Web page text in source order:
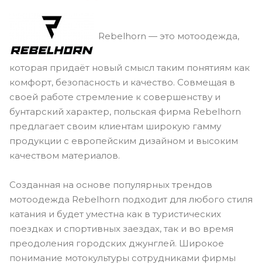
Rebelhorn — это мотоодежда,
которая придаёт новый смысл таким понятиям как
комфорт, безопасность и качество. Совмещая в
своей работе стремление к совершенству и
бунтарский характер, польская фирма Rebelhorn
предлагает своим клиентам широкую гамму
продукции с европейским дизайном и высоким
качеством материалов.
Созданная на основе популярных трендов
мотоодежда Rebelhorn подходит для любого стиля
катания и будет уместна как в туристических
поездках и спортивных заездах, так и во время
преодоления городских джунглей. Широкое
понимание мотокультуры сотрудниками фирмы